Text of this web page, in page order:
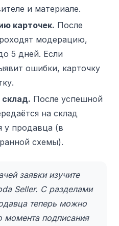
и материале.
карточек. После
модерацию,
5 дней. Если
ошибки, карточку
склад. После успешной
на склад
у продавца (в
схемы).
заявки изучите
Seller. С разделами
теперь можно
момента подписания